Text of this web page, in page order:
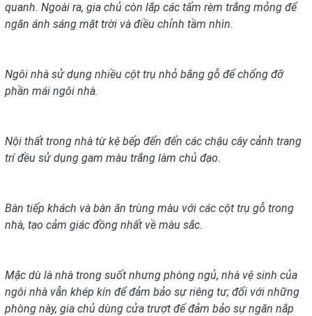
quanh. Ngoài ra, gia chủ còn lắp các tấm rèm trắng mỏng để
ngăn ánh sáng mặt trời và điều chỉnh tầm nhìn.
Ngôi nhà sử dụng nhiều cột trụ nhỏ bằng gỗ để chống đỡ
phần mái ngôi nhà.
Nội thất trong nhà từ kệ bếp đến đến các chậu cây cảnh trang
trí đều sử dụng gam màu trắng làm chủ đạo.
Bàn tiếp khách và bàn ăn trùng màu với các cột trụ gỗ trong
nhà, tạo cảm giác đồng nhất về màu sắc.
Mặc dù là nhà trong suốt nhưng phòng ngủ, nhà vệ sinh của
ngôi nhà vẫn khép kín để đảm bảo sự riêng tư; đối với những
phòng này, gia chủ dùng cửa trượt để đảm bảo sự ngăn nắp